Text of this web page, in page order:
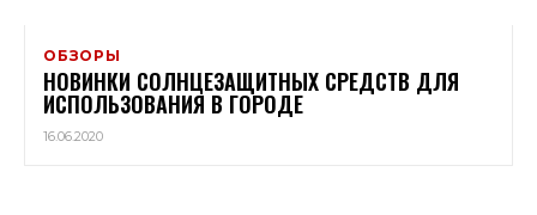
ОБЗОРЫ
НОВИНКИ СОЛНЦЕЗАЩИТНЫХ СРЕДСТВ ДЛЯ
ИСПОЛЬЗОВАНИЯ В ГОРОДЕ
16.06.2020